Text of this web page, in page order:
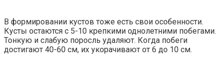
В формировании кустов тоже есть свои особенности.
Кусты остаются с 5-10 крепкими однолетними побегами.
Тонкую и слабую поросль удаляют. Когда побеги
достигают 40-60 см, их укорачивают от 6 до 10 см.